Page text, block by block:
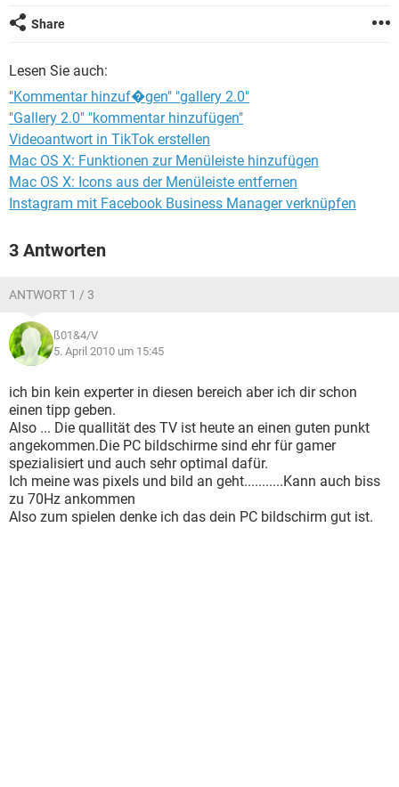
FACEBOOK
Share
Lesen Sie auch:
"Kommentar hinzuf�gen" "gallery 2.0"
"Gallery 2.0" "kommentar hinzufügen"
Videoantwort in TikTok erstellen
Mac OS X: Funktionen zur Menüleiste hinzufügen
Mac OS X: Icons aus der Menüleiste entfernen
Instagram mit Facebook Business Manager verknüpfen
3 Antworten
ANTWORT 1 / 3
ß01&4/V
5. April 2010 um 15:45
ich bin kein experter in diesen bereich aber ich dir schon
einen tipp geben.
Also ... Die quallität des TV ist heute an einen guten punkt
angekommen.Die PC bildschirme sind ehr für gamer
spezialisiert und auch sehr optimal dafür.
Ich meine was pixels und bild an geht...........Kann auch biss
zu 70Hz ankommen
Also zum spielen denke ich das dein PC bildschirm gut ist.